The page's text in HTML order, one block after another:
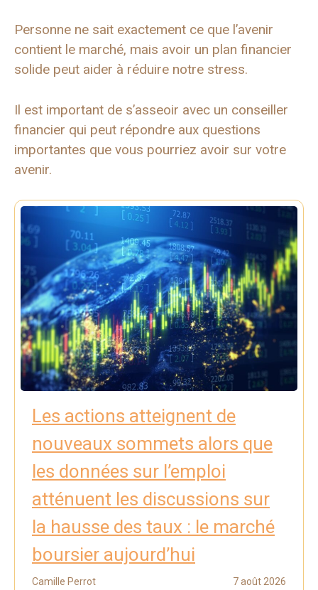
Personne ne sait exactement ce que l’avenir
contient le marché, mais avoir un plan financier
solide peut aider à réduire notre stress.
Il est important de s’asseoir avec un conseiller
financier qui peut répondre aux questions
importantes que vous pourriez avoir sur votre
avenir.
Les actions atteignent de
nouveaux sommets alors que
les données sur l’emploi
atténuent les discussions sur
la hausse des taux : le marché
boursier aujourd’hui
Camille Perrot 7 août 2026